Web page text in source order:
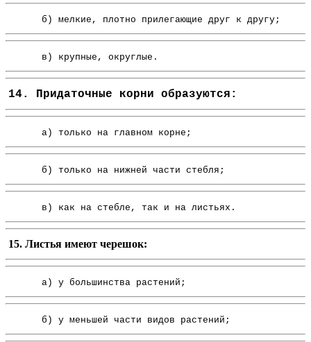
б) мелкие, плотно прилегающие друг к другу;
в) крупные, округлые.
14. Придаточные корни образуются:
а) только на главном корне;
б) только на нижней части стебля;
в) как на стебле, так и на листьях.
15. Листья имеют черешок:
а) у большинства растений;
б) у меньшей части видов растений;